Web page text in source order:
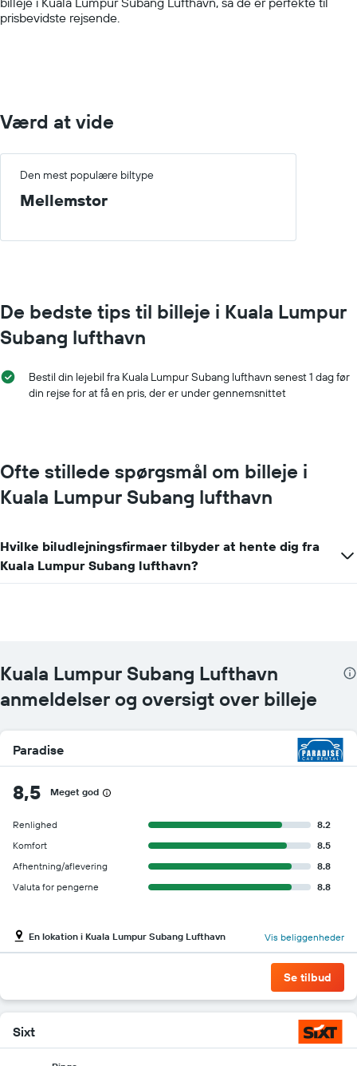
values.
Range:
prisbevidste rejsende.
Værd at vide
Den mest populære biltype
Mellemstor
De bedste tips til billeje i Kuala Lumpur
Subang lufthavn
Bestil din lejebil fra Kuala Lumpur Subang lufthavn senest 1 dag før
din rejse for at få en pris, der er under gennemsnittet
Ofte stillede spørgsmål om billeje i
Kuala Lumpur Subang lufthavn
Hvilke biludlejningsfirmaer tilbyder at hente dig fra
Kuala Lumpur Subang lufthavn?
Kuala Lumpur Subang Lufthavn
anmeldelser og oversigt over billeje
Paradise
8,5 Meget god
Renlighed
8.2
Komfort
8.5
Afhentning/aflevering
8.8
Valuta for pengerne
8.8
En lokation i Kuala Lumpur Subang Lufthavn Vis beliggenheder
Se tilbud
Sixt